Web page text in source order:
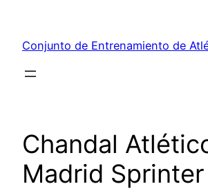
contenido
Conjunto de Entrenamiento de
Chandal
Madrid